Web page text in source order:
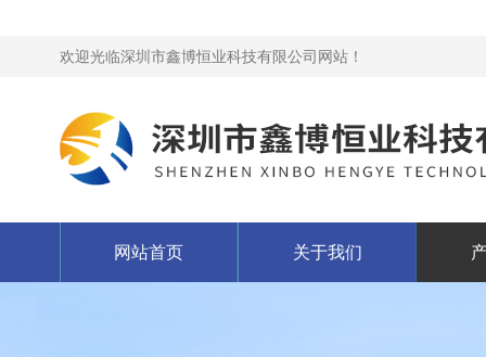
欢迎光临深圳市鑫博恒业科技有限公司网站！
网站首页 关于我们